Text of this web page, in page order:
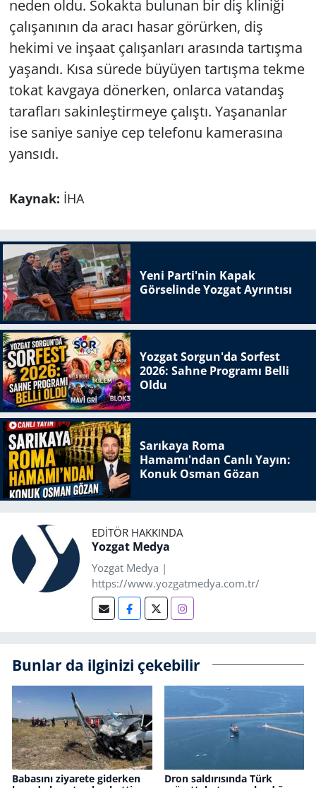
neden oldu. Sokakta bulunan bir diş kliniği
çalışanının da aracı hasar görürken, diş
hekimi ve inşaat çalışanları arasında tartışma
yaşandı. Kısa sürede büyüyen tartışma tekme
tokat kavgaya dönerken, onlarca vatandaş
tarafları sakinleştirmeye çalıştı. Yaşananlar
ise saniye saniye cep telefonu kamerasına
yansıdı.
Kaynak: İHA
Yeni Parti'nin Kapak
Görselinde Yozgat Ayrıntısı
Yozgat Sorgun'da Sorfest
2026: Sahne Programı Belli
Oldu
Sarıkaya Roma
Hamamı'ndan Canlı Yayın:
Konuk Osman Gözan
EDITÖR HAKKINDA
Yozgat Medya
Yozgat Medya |
https://www.yozgatmedya.com.tr/
Bunlar da ilginizi çekebilir
Babasını ziyarete giderken
Dron saldırısında Türk